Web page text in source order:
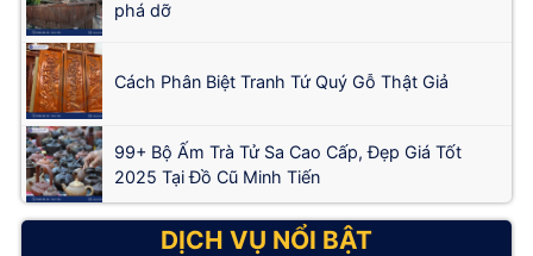
phá dỡ
Cách Phân Biệt Tranh Tứ Quý Gỗ Thật Giả
99+ Bộ Ấm Trà Tử Sa Cao Cấp, Đẹp Giá Tốt
2025 Tại Đồ Cũ Minh Tiến
DỊCH VỤ NỔI BẬT